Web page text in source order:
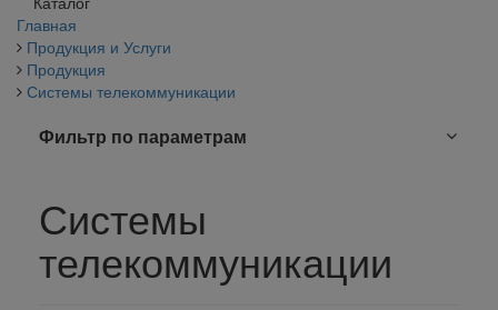
Главная
Продукция и Услуги
Продукция
Системы телекоммуникации
Фильтр по параметрам
Системы
телекоммуникации